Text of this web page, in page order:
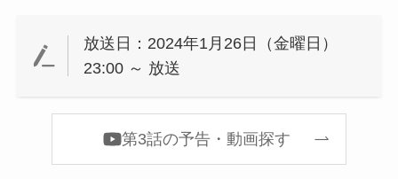
放送日：2024年1月26日（金曜日）
23:00 ～ 放送
第3話の予告・動画探す